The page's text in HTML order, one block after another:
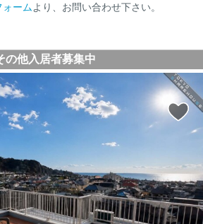
ォームより、お問い合わせ下さい。
の他入居者募集中